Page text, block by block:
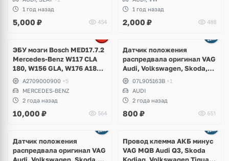
Superb, Seat Leon, Audi A3,
S3, A4 B9, A5, A6 C8, A7, Q3,
TT
1 год назад
5,000 ₽ 454
1 год назад
2,000 ₽ 488
ЭБУ мозги Bosch MED17.7.2
Mercedes-Benz W117 CLA
180, W156 GLA, W176 A180,
W242 B200, W246 B180
A2709000900 +5
MERCEDES-BENZ
2 года назад
10,000 ₽ 564
Датчик положения
распредвала оригинал VAG
Audi, Volkswagen, Skoda,
Seat, Porsche, Lamborghini
07L905163B +1
AUDI
2 года назад
800 ₽ 651
Датчик положения
распредвала оригинал VAG
Провод клемма АКБ минус
VAG MQB Audi Q3, Skoda